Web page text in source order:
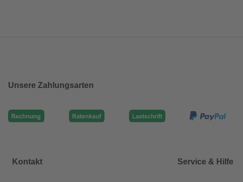
Unsere Zahlungsarten
Kontakt Service & Hilfe